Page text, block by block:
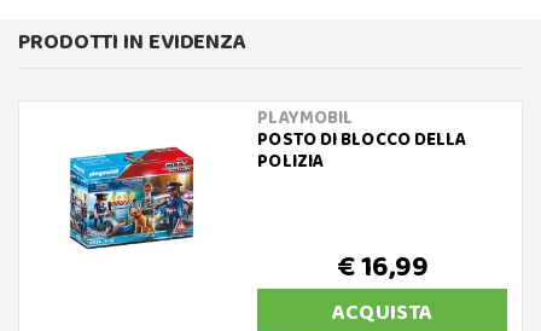
PRODOTTI IN EVIDENZA
PLAYMOBIL
POSTO DI BLOCCO DELLA
POLIZIA
€ 16,99
ACQUISTA